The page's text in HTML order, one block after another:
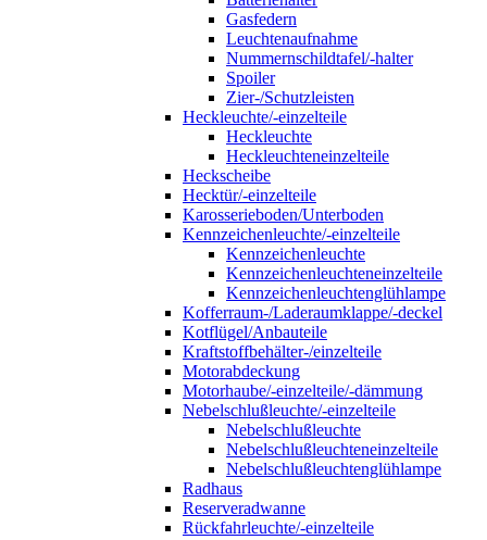
Gasfedern
Leuchtenaufnahme
Nummernschildtafel/-halter
Spoiler
Zier-/Schutzleisten
Heckleuchte/-einzelteile
Heckleuchte
Heckleuchteneinzelteile
Heckscheibe
Hecktür/-einzelteile
Karosserieboden/Unterboden
Kennzeichenleuchte/-einzelteile
Kennzeichenleuchte
Kennzeichenleuchteneinzelteile
Kennzeichenleuchtenglühlampe
Kofferraum-/Laderaumklappe/-deckel
Kotflügel/Anbauteile
Kraftstoffbehälter-/einzelteile
Motorabdeckung
Motorhaube/-einzelteile/-dämmung
Nebelschlußleuchte/-einzelteile
Nebelschlußleuchte
Nebelschlußleuchteneinzelteile
Nebelschlußleuchtenglühlampe
Radhaus
Reserveradwanne
Rückfahrleuchte/-einzelteile